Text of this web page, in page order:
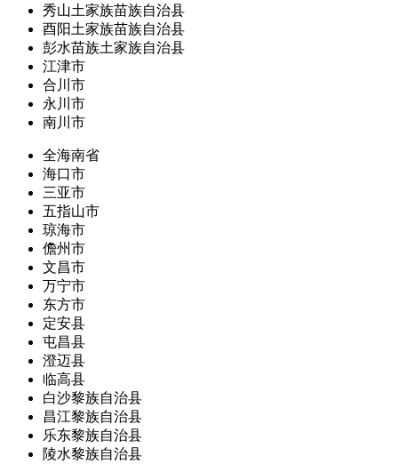
秀山土家族苗族自治县
酉阳土家族苗族自治县
彭水苗族土家族自治县
江津市
合川市
永川市
南川市
全海南省
海口市
三亚市
五指山市
琼海市
儋州市
文昌市
万宁市
东方市
定安县
屯昌县
澄迈县
临高县
白沙黎族自治县
昌江黎族自治县
乐东黎族自治县
陵水黎族自治县